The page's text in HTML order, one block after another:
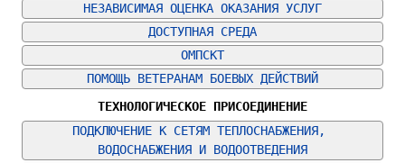
НЕЗАВИСИМАЯ ОЦЕНКА ОКАЗАНИЯ УСЛУГ
ДОСТУПНАЯ СРЕДА
ОМПСКТ
ПОМОЩЬ ВЕТЕРАНАМ БОЕВЫХ ДЕЙСТВИЙ
ТЕХНОЛОГИЧЕСКОЕ ПРИСОЕДИНЕНИЕ
ПОДКЛЮЧЕНИЕ К СЕТЯМ ТЕПЛОСНАБЖЕНИЯ,
ВОДОСНАБЖЕНИЯ И ВОДООТВЕДЕНИЯ